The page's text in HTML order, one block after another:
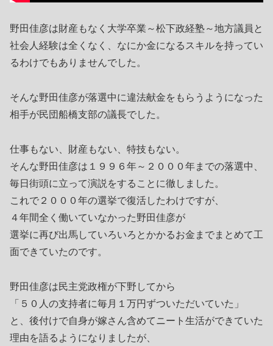
野田佳彦は財産もなく大学卒業～松下政経塾～地方議員と
社会人経験は全くなく、なにか金になるスキルを持ってい
るわけでもありませんでした。
そんな野田佳彦が落選中に違法献金をもらうようになった
相手が民団船橋支部の議長でした。
仕事もない、財産もない、特技もない。
そんな野田佳彦は１９９６年～２０００年までの落選中、
毎日街頭に立って演説をすることに徹しました。
これで２０００年の選挙で復活したわけですが、
４年間全く働いていなかった野田佳彦が
選挙に再び出馬していろいろとかかるお金までまとめて工
面できていたのです。
野田佳彦は民主党政権が下野してから
「５０人の支持者に毎月１万円ずついただいていた」
と、後付けで自身が嫁さん含めてニート生活ができていた
理由を語るようになりましたが、